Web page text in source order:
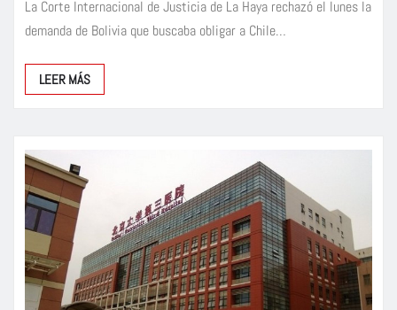
La Corte Internacional de Justicia de La Haya rechazó el lunes la
demanda de Bolivia que buscaba obligar a Chile…
LEER MÁS